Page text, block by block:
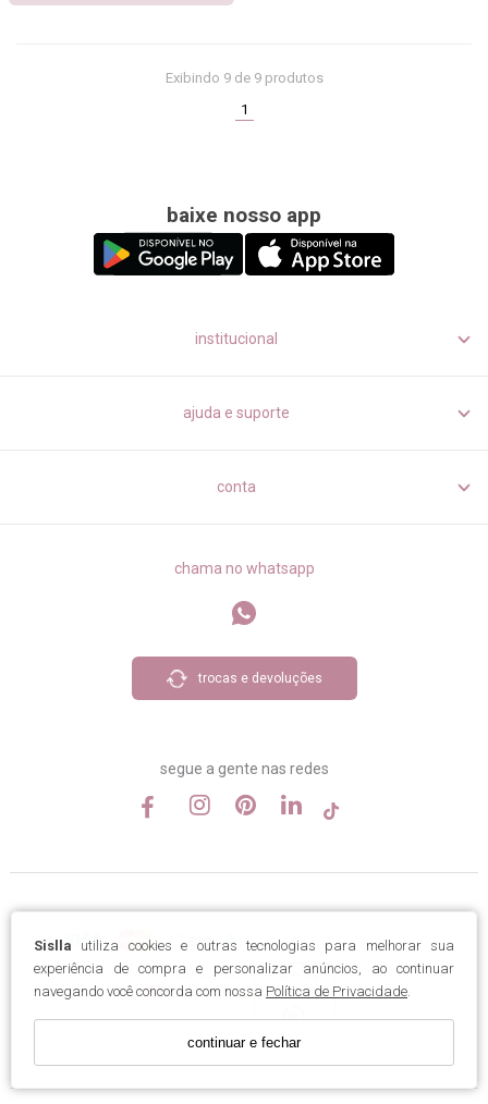
Sislla utiliza cookies e outras tecnologias para melhorar sua
experiência de compra e personalizar anúncios, ao continuar
navegando você concorda com nossa Política de Privacidade.
continuar e fechar
Exibindo 9de 9 produtos
1
baixe nosso app
institucional
ajuda e suporte
conta
chama no whatsapp
trocas e devoluções
segue a gente nas redes